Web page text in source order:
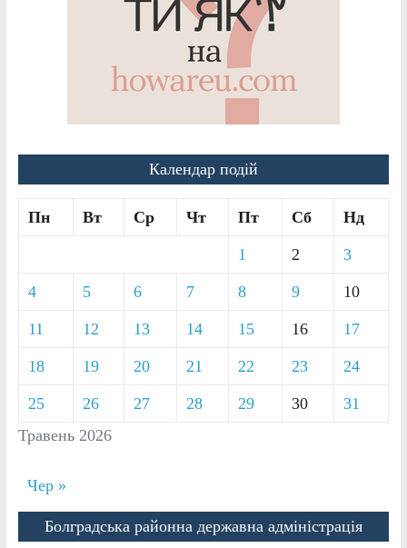
Календар подій
Травень 2026
Пн Вт Ср Чт Пт Сб Нд
1 2 3
4 5 6 7 8 9 10
11 12 13 14 15 16 17
18 19 20 21 22 23 24
25 26 27 28 29 30 31
Чер »
Болградська районна державна адміністрація